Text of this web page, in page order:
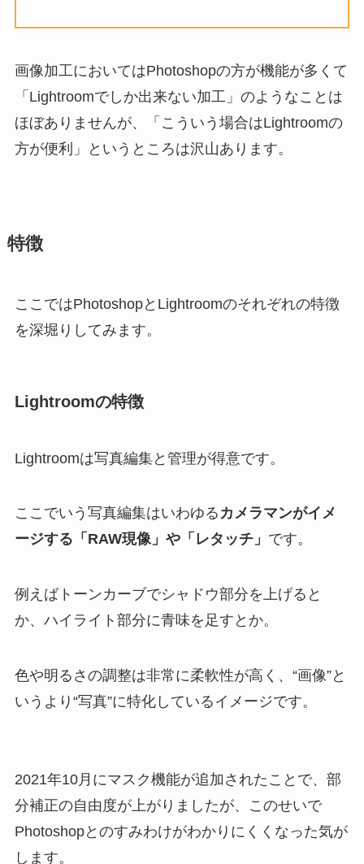
画像加工においてはPhotoshopの方が機能が多くて
「Lightroomでしか出来ない加工」のようなことは
ほぼありませんが、「こういう場合はLightroomの
方が便利」というところは沢山あります。
特徴
ここではPhotoshopとLightroomのそれぞれの特徴
を深堀りしてみます。
Lightroomの特徴
Lightroomは写真編集と管理が得意です。
ここでいう写真編集はいわゆる カメラマンがイメ
ージする「RAW現像」や「レタッチ」 です。
例えばトーンカーブでシャドウ部分を上げると
か、ハイライト部分に青味を足すとか。
色や明るさの調整は非常に柔軟性が高く、“画像”と
いうより“写真”に特化しているイメージです。
2021年10月にマスク機能が追加されたことで、部
分補正の自由度が上がりましたが、このせいで
Photoshopとのすみわけがわかりにくくなった気が
します。